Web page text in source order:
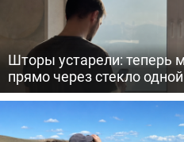
Шторы устарели:
прямо через стекло